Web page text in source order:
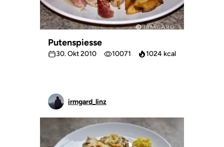
Putenspiesse
30. Okt 2010 10071 1024 kcal
irmgard_linz